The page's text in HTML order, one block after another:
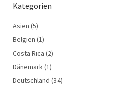
Kategorien
Asien (5)
Belgien (1)
Costa Rica (2)
Dänemark(1)
Deutschland (34)